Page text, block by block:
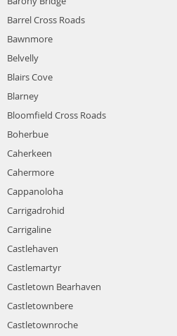
Barrel Cross Roads
Bawnmore
Belvelly
Blairs Cove
Blarney
Bloomfield Cross Roads
Boherbue
Caherkeen
Cahermore
Cappanoloha
Carrigadrohid
Carrigaline
Castlehaven
Castlemartyr
Castletown Bearhaven
Castletownbere
Castletownroche